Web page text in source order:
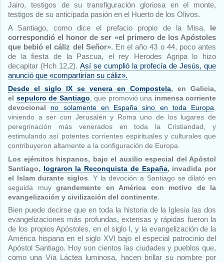
Jairo, testigos de su transfiguración gloriosa en el monte,
testigos de su anticipada pasión en el Huerto de los Olivos.
A Santiago, como dice el prefacio propio de la Misa, le
correspondió el honor de ser «el primero de los Apóstoles
que bebió el cáliz del Señor». En el año 43 o 44, poco antes
de la fiesta de la Pascua, el rey Herodes Agripa lo hizo
decapitar (Hch 12,2). Así se cumplió la profecía de Jesús, que
anunció que «compartirían su cáliz».
Desde el siglo IX se venera en Compostela, en Galicia,
el sepulcro de Santiago, que promovió una inmensa corriente
devocional
no solamente en España sino en toda Europa,
viniendo a ser con Jerusalén y Roma uno de los lugares de
peregrinación más venerados en toda la Cristiandad, y
estimulando así potentes corrientes espirituales y culturales que
contribuyeron altamente a la configuración de Europa.
Los ejércitos hispanos, bajo el auxilio especial del Apóstol
Santiago, lograron la Reconquista de España, invadida por
el Islam durante siglos . Y la devoción a Santiago se dilató en
seguida muy grandemente en América con motivo de la
evangelización y civilización del continente
Bien puede decirse que en toda la historia de la Iglesia las dos
evangelizaciones más profundas, extensas y rápidas fueron la
de los propios Apóstoles, en el siglo I, y la evangelización de la
América hispana en el siglo XVI bajo el especial patrocinio del
Apóstol Santiago. Hoy son cientos las ciudades y pueblos que,
como una Vía Láctea luminosa, hacen brillar su nombre por